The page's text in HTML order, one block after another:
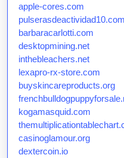
apple-cores.com
pulserasdeactividad10.com
barbaracarlotti.com
desktopmining.net
inthebleachers.net
lexapro-rx-store.com
buyskincareproducts.org
kogamasquid.com
casinoglamour.org
dextercoin.io